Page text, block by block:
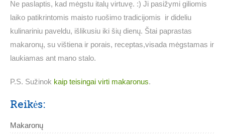
Ne paslaptis, kad mėgstu italų virtuvę. :) Ji pasižymi giliomis
laiko patikrintomis maisto ruošimo tradicijomis ir dideliu
kulinariniu paveldu, išlikusiu iki šių dienų. Štai paprastas
makaronų, su vištiena ir porais, receptas,visada mėgstamas ir
laukiamas ant mano stalo.
P.S. Sužinok kaip teisingai virti makaronus.
Reikės:
Makaronų